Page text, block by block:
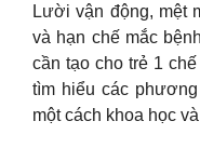
Lười vận động, mệt
và hạn chế mắc
cần tạo cho trẻ 1
tìm hiểu các
một cách khoa học